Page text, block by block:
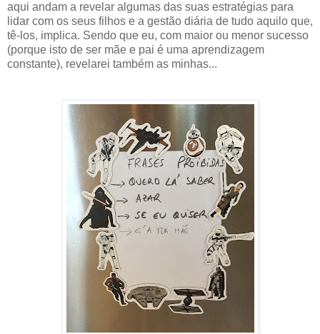
aqui andam a revelar algumas das suas estratégias para
lidar com os seus filhos e a gestão diária de tudo aquilo que,
tê-los, implica. Sendo que eu, com maior ou menor sucesso
(porque isto de ser mãe e pai é uma aprendizagem
constante), revelarei também as minhas...